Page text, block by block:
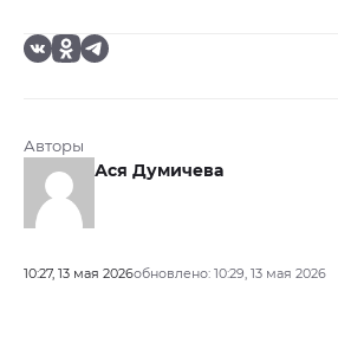
Авторы
Ася Думичева
10:27, 13 мая 2026обновлено: 10:29, 13 мая 2026